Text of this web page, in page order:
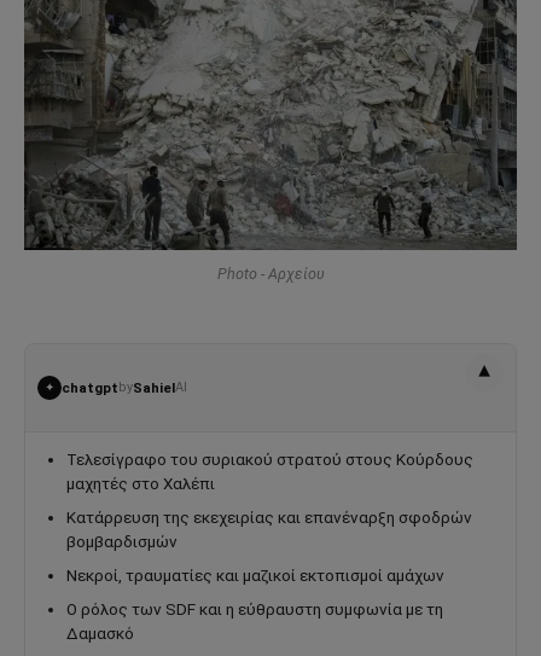
Photo - Αρχείου
✦ chatgpt bySahielAI
▾
Τελεσίγραφο του συριακού στρατού στους Κούρδους
μαχητές στο Χαλέπι
Κατάρρευση της εκεχειρίας και επανέναρξη σφοδρών
βομβαρδισμών
Νεκροί, τραυματίες και μαζικοί εκτοπισμοί αμάχων
Ο ρόλος των SDF και η εύθραυστη συμφωνία με τη
Δαμασκό